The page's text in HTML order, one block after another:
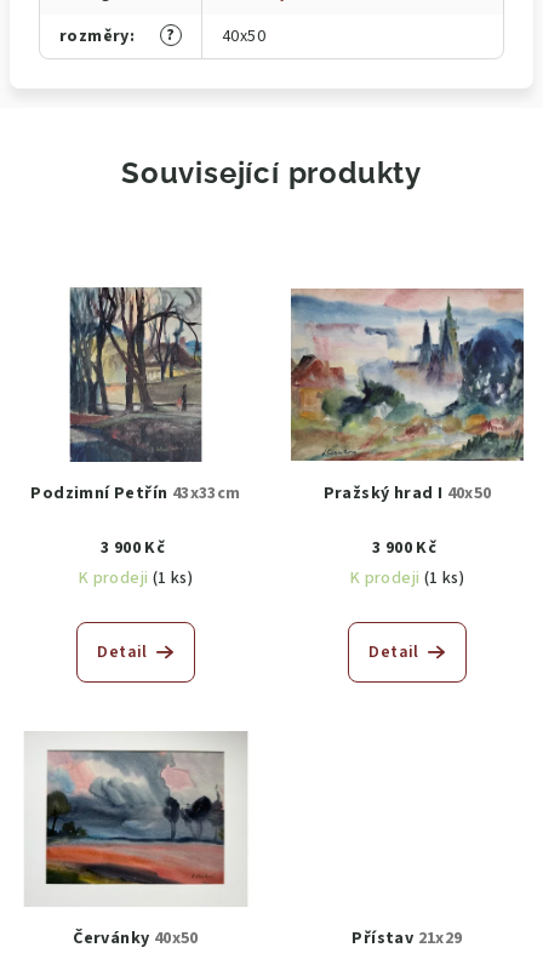
?
rozměry: 40x50
Související produkty
Podzimní Petřín 43x33cm
3 900 Kč
K prodeji (1 ks)
Detail
Pražský hrad I 40x50
3 900 Kč
K prodeji (1 ks)
Detail
Červánky 40x50 Přístav 21x29